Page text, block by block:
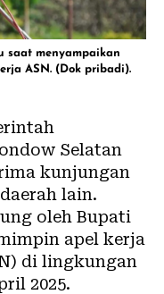
saat menyampaikan
ASN. (Dok pribadi).
Selatan
kunjungan
lain.
oleh Bupati
apel kerja
di lingkungan
2025.